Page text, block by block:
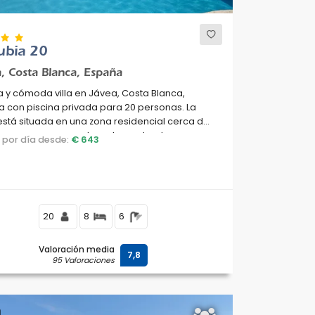
20
Costa Blanca, España
y cómoda villa en Jávea, Costa Blanca,
con piscina privada para 20 personas. La
situada en una zona residencial cerca de
a pocos pasos de restaurantes, bares y
por día desde: € 643
20 8 6
Valoración media
95 Valoraciones 7,8